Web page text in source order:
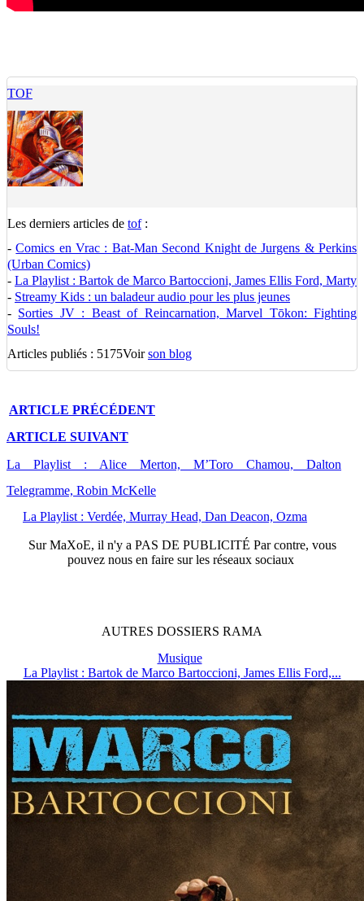
TOF
Les derniers articles de tof:
-Comics en Vrac : Bat-Man Second Knight de Jurgens & Perkins
(Urban Comics)
- La Playlist : Bartok de Marco Bartoccioni, James Ellis Ford, Marty
- Streamy Kids : un baladeur audio pour les plus jeunes
- Sorties JV : Beast of Reincarnation, Marvel Tōkon: Fighting
Souls!
Articles publiés : 5175Voirson blog
ARTICLE PRÉCÉDENT
ARTICLE SUIVANT
La Playlist : Alice Merton, M’Toro Chamou, Dalton
Telegramme, Robin McKelle
La Playlist : Verdée, Murray Head, Dan Deacon, Ozma
SurMaXoE, il n'y a PAS DE PUBLICITÉ Par contre, vous
pouvez nous en faire sur les réseaux sociaux
AUTRES DOSSIERS RAMA
Musique
La Playlist : Bartok de Marco Bartoccioni, James Ellis Ford,...